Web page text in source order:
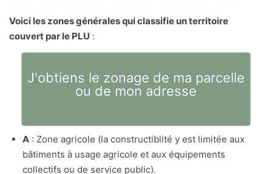
Voici les zones générales qui classifie un territoire
couvert par le PLU :
J'obtiens le zonage de ma parcelle
ou de mon adresse
A : Zone agricole (la constructiblité y est limitée aux
bâtiments à usage agricole et aux équipements
collectifs ou de service public).